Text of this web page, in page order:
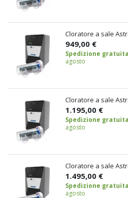
Cloratore a sale
949,00 €
Spedizione
agosto
Cloratore a sale
1.195,00 €
Spedizione
agosto
Cloratore a sale
1.495,00 €
Spedizione
agosto